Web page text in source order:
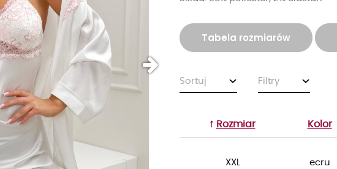
Tabela rozmiarów
Sortuj Filtry
Rozmiar Kolor
XXL ecru